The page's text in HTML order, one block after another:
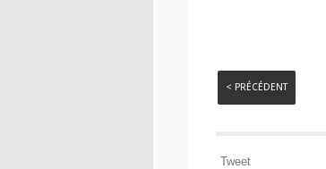
< PRÉCÉDENT
Tweet